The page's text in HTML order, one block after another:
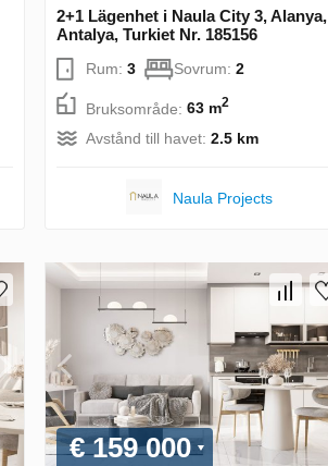
2+1 Lägenhet i Naula City 3, Alanya,
Antalya, Turkiet Nr. 185156
Rum:3 Sovrum:2
Bruksområde:63 m2
Avstånd till havet:2.5 km
Naula Projects
€ 159 000